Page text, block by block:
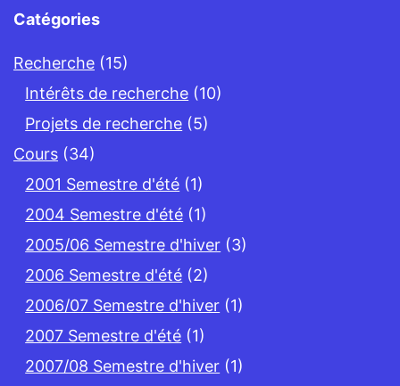
Catégories
Recherche (15)
Intérêts de recherche (10)
Projets de recherche (5)
Cours (34)
2001 Semestre d'été (1)
2004 Semestre d'été (1)
2005/06 Semestre d'hiver (3)
2006 Semestre d'été (2)
2006/07 Semestre d'hiver (1)
2007 Semestre d'été (1)
2007/08 Semestre d'hiver (1)